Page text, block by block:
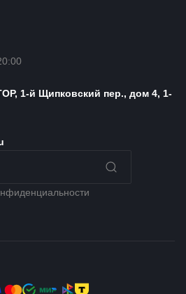
1-й Щипковский пер., дом 4, 1-